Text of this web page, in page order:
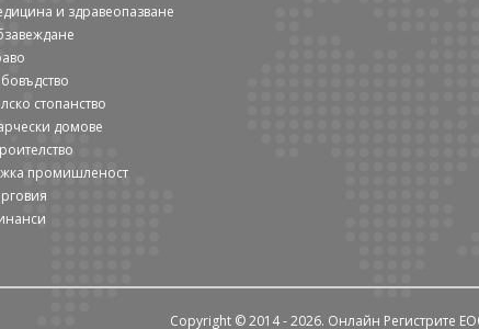
и здравеопазване
стопанство
домове
промишленост
Copyright © 2014 - 2026. Онлайн Регистрите